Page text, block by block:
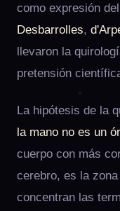
como expresión
Desbarrolles,
llevaron la
pretensión
La hipótesis de la
la mano no es un
cuerpo con más
cerebro, es la
concentran las